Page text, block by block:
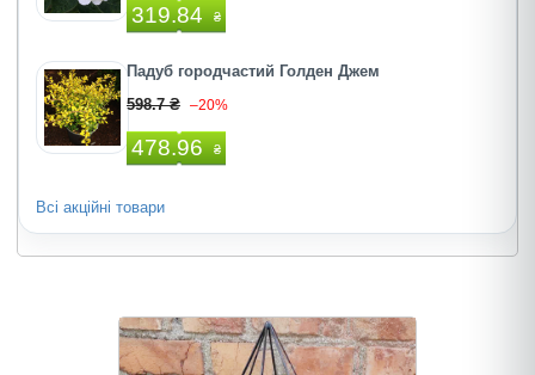
319.84 ₴
Падуб городчастий Голден Джем
598.7 ₴ –20%
478.96 ₴
Всі акційні товари